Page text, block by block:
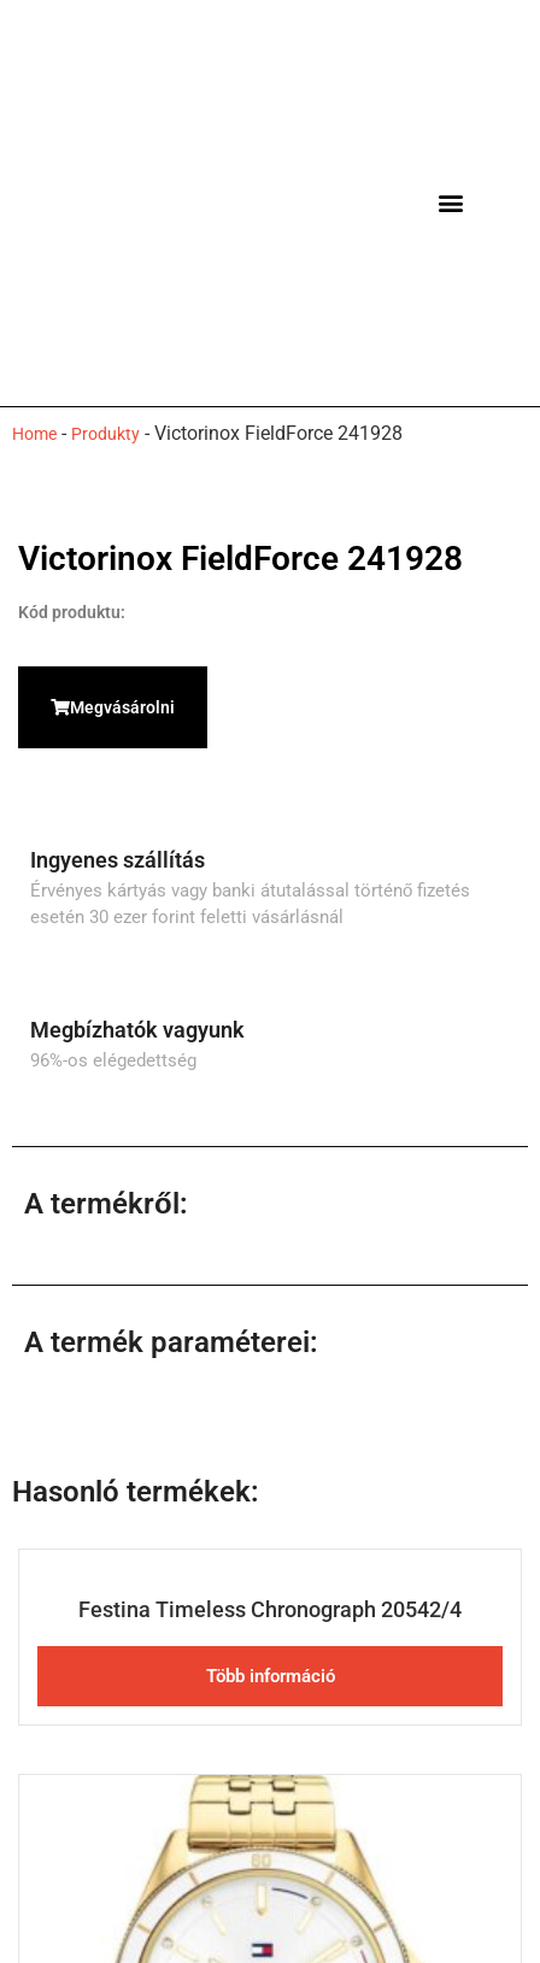
Home - Produkty - Victorinox FieldForce 241928
Victorinox FieldForce 241928
Kód produktu:
Megvásárolni
Ingyenes szállítás
Érvényes kártyás vagy banki átutalással történő fizetés
esetén 30 ezer forint feletti vásárlásnál
Megbízhatók vagyunk
96%-os elégedettség
A termékről:
A termék paraméterei:
Hasonló termékek:
Festina Timeless Chronograph 20542/4
Több információ